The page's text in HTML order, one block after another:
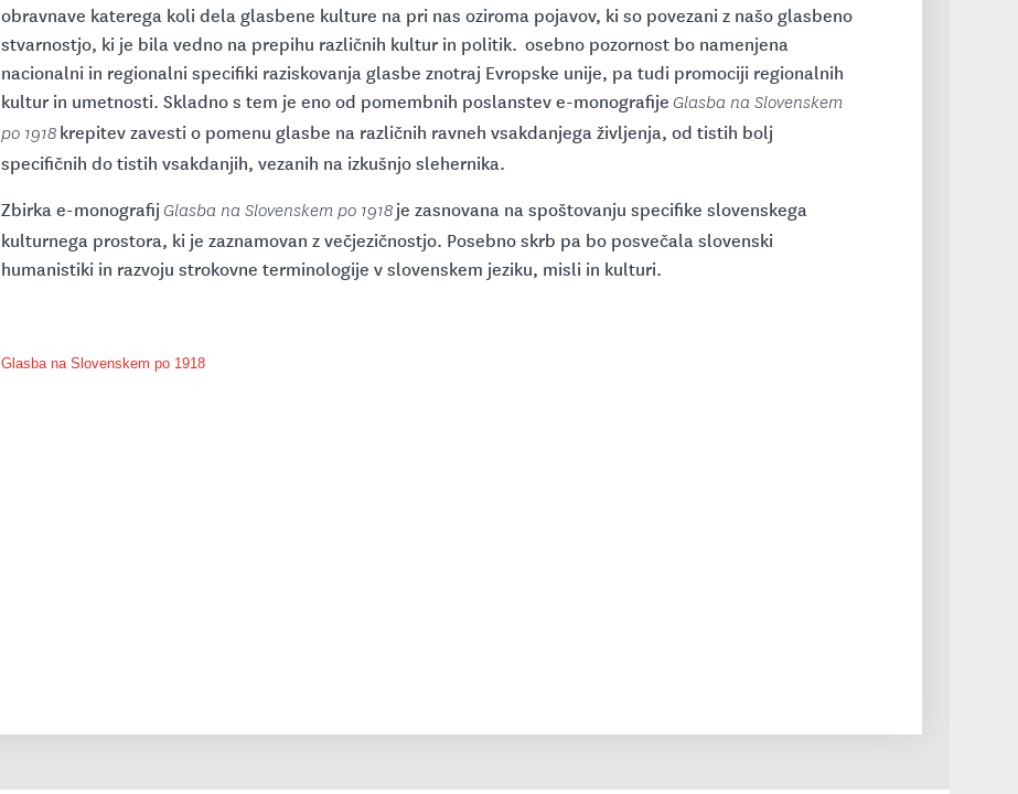
obravnave katerega koli dela glasbene kulture na pri nas oziroma pojavov, ki so povezani z našo glasbeno
stvarnostjo, ki je bila vedno na prepihu različnih kultur in politik. osebno pozornost bo namenjena
nacionalni in regionalni specifiki raziskovanja glasbe znotraj Evropske unije, pa tudi promociji regionalnih
kultur in umetnosti. Skladno s tem je eno od pomembnih poslanstev e-monografije Glasba na Slovenskem
po 1918krepitev zavesti o pomenu glasbe na različnih ravneh vsakdanjega življenja, od tistih bolj
specifičnih do tistih vsakdanjih, vezanih na izkušnjo slehernika.
Zbirka e-monografij Glasba na Slovenskem po 1918je zasnovana na spoštovanju specifike slovenskega
kulturnega prostora, ki je zaznamovan z večjezičnostjo. Posebno skrb pa bo posvečala slovenski
humanistiki in razvoju strokovne terminologije v slovenskem jeziku, misli in kulturi.
Glasba na Slovenskem po 1918